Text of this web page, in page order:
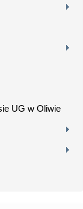
UG w Oliwie